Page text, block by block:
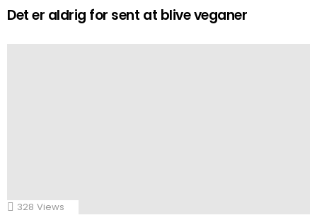
Det er aldrig for sent at blive veganer
328 Views